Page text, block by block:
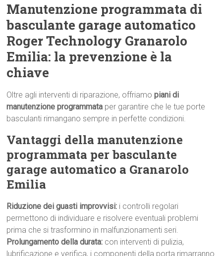
Manutenzione programmata di
basculante garage automatico
Roger Technology Granarolo
Emilia: la prevenzione è la
chiave
Oltre agli interventi di riparazione, offriamopiani di
manutenzione programmata per garantire che le tue porte
basculanti rimangano sempre in perfette condizioni.
Vantaggi della manutenzione
programmata per basculante
garage automatico a Granarolo
Emilia
Riduzione dei guasti improvvisi: i controlli regolari
permettono di individuare e risolvere eventuali problemi
prima che si trasformino in malfunzionamenti seri.
Prolungamento della durata: con interventi di pulizia,
lubrificazione e verifica, i componenti della porta rimarranno